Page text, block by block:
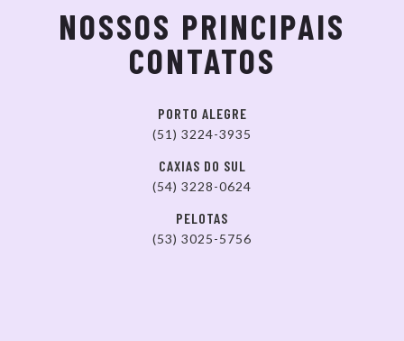
NOSSOS PRINCIPAIS
CONTATOS
PORTO ALEGRE
(51) 3224-3935
CAXIAS DO SUL
(54) 3228-0624
PELOTAS
(53) 3025-5756